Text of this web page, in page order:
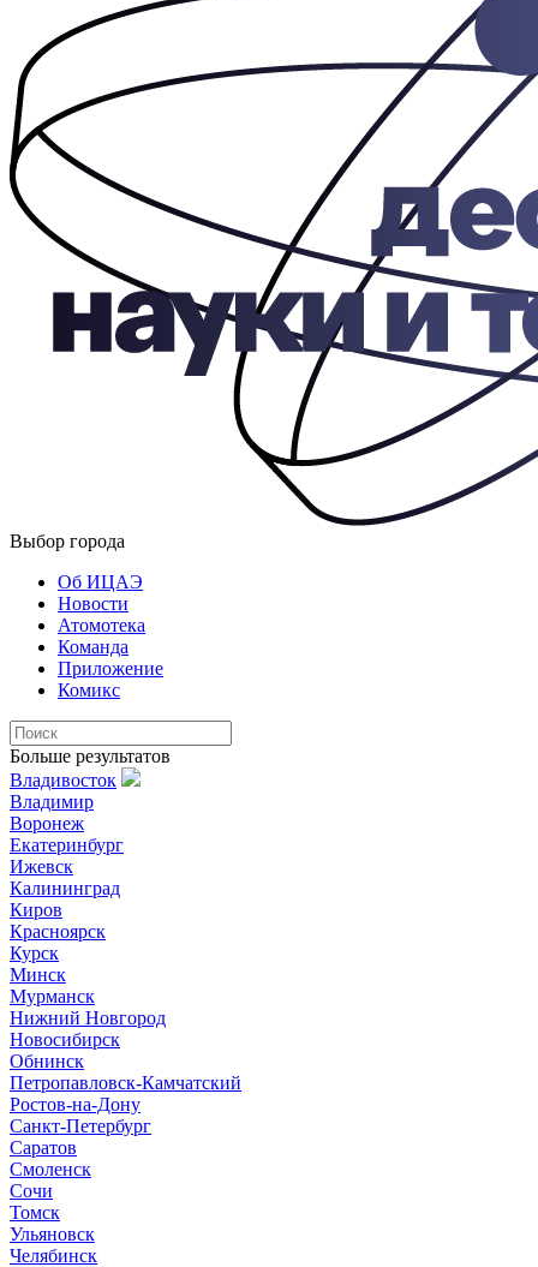
Выбор города
Об ИЦАЭ
Новости
Атомотека
Команда
Приложение
Комикс
Больше результатов
Владивосток
Владимир
Воронеж
Екатеринбург
Ижевск
Калининград
Киров
Красноярск
Курск
Минск
Мурманск
Нижний Новгород
Новосибирск
Обнинск
Петропавловск-Камчатский
Ростов-на-Дону
Санкт-Петербург
Саратов
Смоленск
Сочи
Томск
Ульяновск
Челябинск